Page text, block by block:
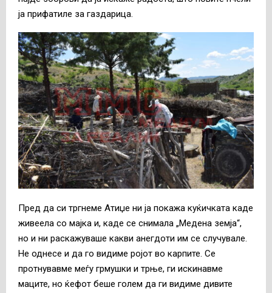
ја прифатиле за газдарица.
Пред да си тргнеме Атиџе ни ја покажа куќичката каде
живеела со мајка и, каде се снимала „Медена земја“,
но и ни раскажуваше какви анегдоти им се случувале.
Не однесе и да го видиме ројот во карпите. Се
протнувавме меѓу грмушки и трње, ги искинавме
маците, но ќефот беше голем да ги видиме дивите